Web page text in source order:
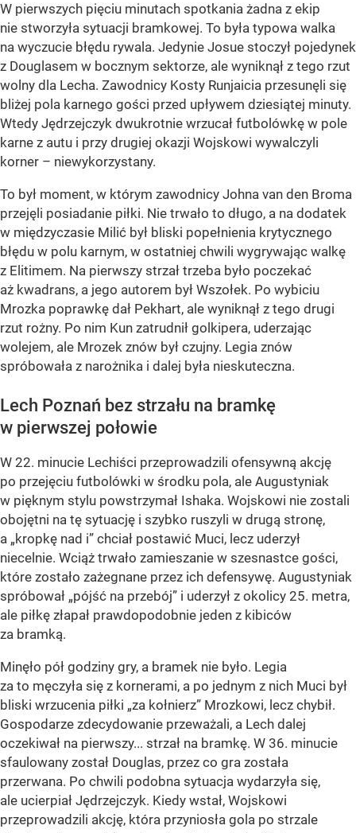
W pierwszych pięciu minutach spotkania żadna z ekip
nie stworzyła sytuacji bramkowej. To była typowa walka
na wyczucie błędu rywala. Jedynie Josue stoczył pojedynek
z Douglasem w bocznym sektorze, ale wyniknął z tego rzut
wolny dla Lecha. Zawodnicy Kosty Runjaicia przesunęli się
bliżej pola karnego gości przed upływem dziesiątej minuty.
Wtedy Jędrzejczyk dwukrotnie wrzucał futbolówkę w pole
karne z autu i przy drugiej okazji Wojskowi wywalczyli
korner – niewykorzystany.
To był moment, w którym zawodnicy Johna van den Broma
przejęli posiadanie piłki. Nie trwało to długo, a na dodatek
w międzyczasie Milić był bliski popełnienia krytycznego
błędu w polu karnym, w ostatniej chwili wygrywając walkę
z Elitimem. Na pierwszy strzał trzeba było poczekać
aż kwadrans, a jego autorem był Wszołek. Po wybiciu
Mrozka poprawkę dał Pekhart, ale wyniknął z tego drugi
rzut rożny. Po nim Kun zatrudnił golkipera, uderzając
wolejem, ale Mrozek znów był czujny. Legia znów
spróbowała z narożnika i dalej była nieskuteczna.
Lech Poznań bez strzału na bramkę
w pierwszej połowie
W 22. minucie Lechiści przeprowadzili ofensywną akcję
po przejęciu futbolówki w środku pola, ale Augustyniak
w pięknym stylu powstrzymał Ishaka. Wojskowi nie zostali
obojętni na tę sytuację i szybko ruszyli w drugą stronę,
a „kropkę nad i” chciał postawić Muci, lecz uderzył
niecelnie. Wciąż trwało zamieszanie w szesnastce gości,
które zostało zażegnane przez ich defensywę. Augustyniak
spróbował „pójść na przebój” i uderzył z okolicy 25. metra,
ale piłkę złapał prawdopodobnie jeden z kibiców
za bramką.
Minęło pół godziny gry, a bramek nie było. Legia
za to męczyła się z kornerami, a po jednym z nich Muci był
bliski wrzucenia piłki „za kołnierz” Mrozkowi, lecz chybił.
Gospodarze zdecydowanie przeważali, a Lech dalej
oczekiwał na pierwszy... strzał na bramkę. W 36. minucie
sfaulowany został Douglas, przez co gra została
przerwana. Po chwili podobna sytuacja wydarzyła się,
ale ucierpiał Jędrzejczyk. Kiedy wstał, Wojskowi
przeprowadzili akcję, która przyniosła gola po strzale